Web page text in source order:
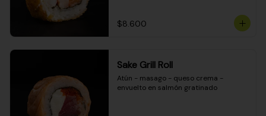
$8.600
Sake Grill Roll
Atún - masago - queso crema -
envuelto en salmón gratinado